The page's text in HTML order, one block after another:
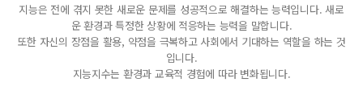
지능은 전에 겪지 못한 새로운 문제를 성공적으로 해결하는 능력입니다. 새로
운 환경과 특정한 상황에 적응하는 능력을 말합니다.
또한 자신의 장점을 활용, 약점을 극복하고 사회에서 기대하는 역할을 하는 것
입니다.
지능지수는 환경과 교육적 경험에 따라 변화됩니다.